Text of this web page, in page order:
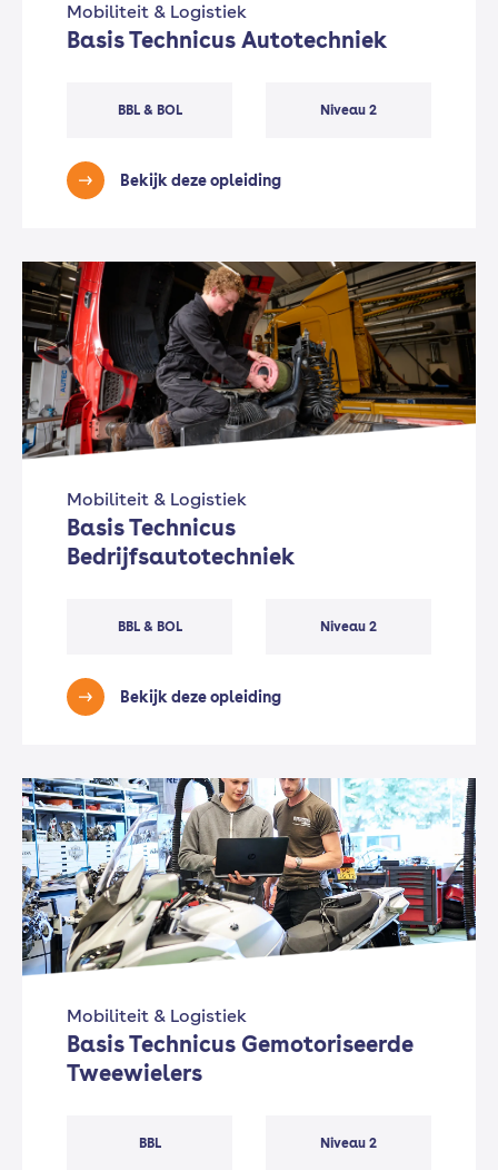
Mobiliteit & Logistiek
Basis Technicus Autotechniek
BBL & BOL Niveau 2
Bekijk deze opleiding
Mobiliteit & Logistiek
Basis Technicus
Bedrijfsautotechniek
BBL & BOL Niveau 2
Bekijk deze opleiding
Mobiliteit & Logistiek
Basis Technicus Gemotoriseerde
Tweewielers
BBL Niveau 2